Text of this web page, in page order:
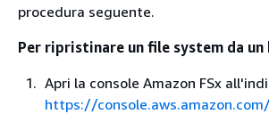
procedura seguente.
Per ripristinare un file system da un
Apri la console Amazon FSx
https://